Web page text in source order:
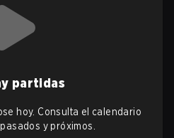
partidas
hoy. Consulta el calendario
y próximos.